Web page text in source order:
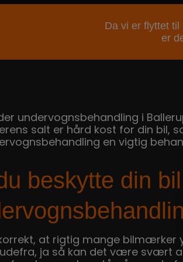
Da vi er flyttet
er
undervognsbehandling i
salt er hård kost for din bil,
en vigtig
beskytte din
at rigtig mange bilmærker
ja så kan det være svært